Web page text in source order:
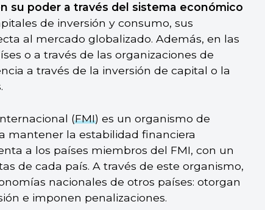
su poder a través del sistema económico
de inversión y consumo, sus
al mercado globalizado. Además, en las
o a través de las organizaciones de
a través de la inversión de capital o la
(FMI) es un organismo de
mantener la estabilidad financiera
a los países miembros del FMI, con un
de cada país. A través de este organismo,
nacionales de otros países: otorgan
e imponen penalizaciones.